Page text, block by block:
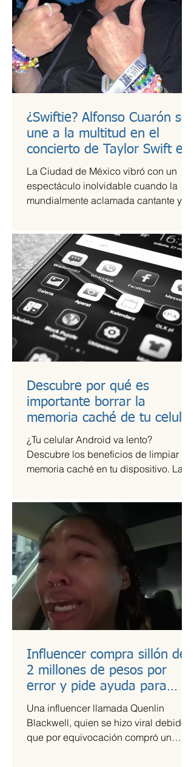
¿Swiftie? Alfonso Cuarón se
une a la multitud en el
concierto de Taylor Swift en
CDMX
La Ciudad de México vibró con un
espectáculo inolvidable cuando la
mundialmente aclamada cantante y
Descubre por qué es
importante borrar la
memoria caché de tu celular
¿Tu celular Android va lento?
Descubre los beneficios de limpiar la
memoria caché en tu dispositivo. La
Influencer compra sillón de
2 millones de pesos por
error y pide ayuda para
pagarlo
Una influencer llamada Quenlin
Blackwell, quien se hizo viral debido a
que por equivocación compró un